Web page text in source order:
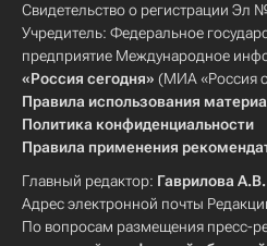
Свидетельство о регистрации
Учредитель: Федеральное
предприятие Международное
«Россия сегодня» (МИА «Россия
Правила использования
Политика конфиденциальности
Правила применения
Главный редактор: Гаврилова А.В.
Адрес электронной почты
По вопросам размещения пресс-